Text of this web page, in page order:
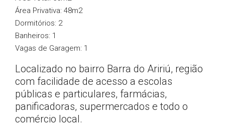
Área Privativa: 48m2
Dormitórios: 2
Banheiros: 1
Vagas de Garagem: 1
Localizado no bairro Barra do Aririú, região
com facilidade de acesso a escolas
públicas e particulares, farmácias,
panificadoras, supermercados e todo o
comércio local.